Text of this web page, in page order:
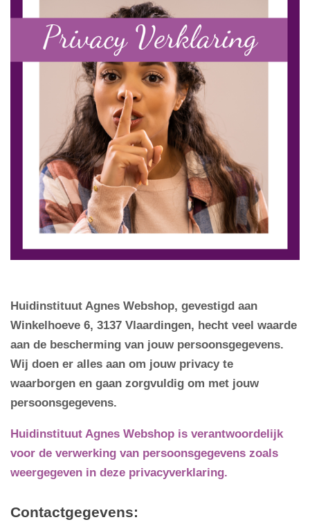
Huidinstituut Agnes Webshop, gevestigd aan
Winkelhoeve 6, 3137 Vlaardingen, hecht veel waarde
aan de bescherming van jouw persoonsgegevens.
Wij doen er alles aan om jouw privacy te
waarborgen en gaan zorgvuldig om met jouw
persoonsgegevens.
Huidinstituut Agnes Webshop is verantwoordelijk
voor de verwerking van persoonsgegevens zoals
weergegeven in deze privacyverklaring.
Contactgegevens: